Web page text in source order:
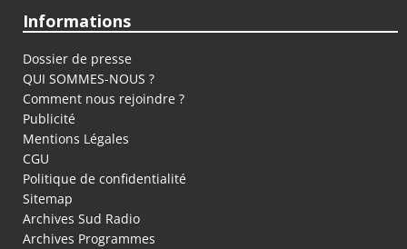
Informations
Dossier de presse
QUI SOMMES-NOUS ?
Comment nous rejoindre ?
Publicité
Mentions Légales
CGU
Politique de confidentialité
Sitemap
Archives Sud Radio
Archives Programmes